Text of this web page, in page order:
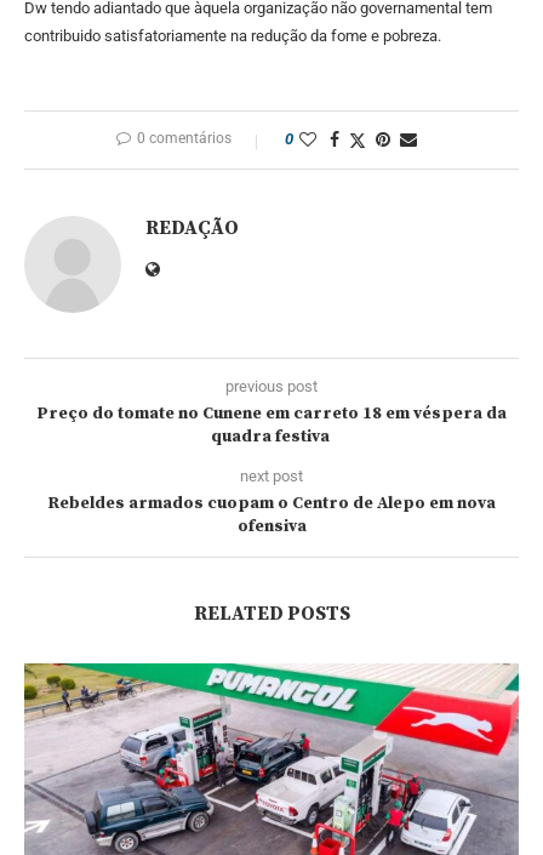
Dw tendo adiantado que àquela organização não governamental tem
contribuido satisfatoriamente na redução da fome e pobreza.
0 comentários 0
REDAÇÃO
previous post
Preço do tomate no Cunene em carreto 18 em véspera da
quadra festiva
next post
Rebeldes armados cuopam o Centro de Alepo em nova
ofensiva
RELATED POSTS